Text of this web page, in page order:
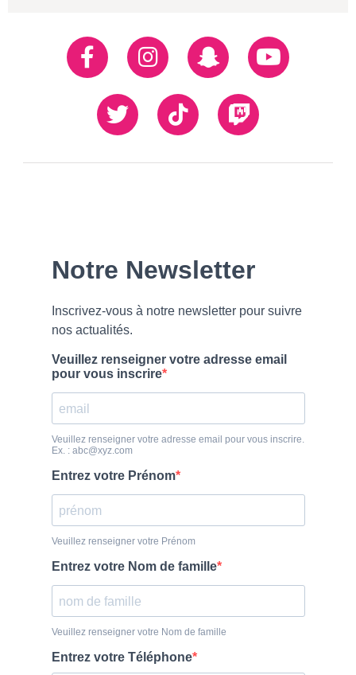
Réseaux
sociaux
FacebookInstagramSnapchatYoutube
Twiiter TikTok Twitch